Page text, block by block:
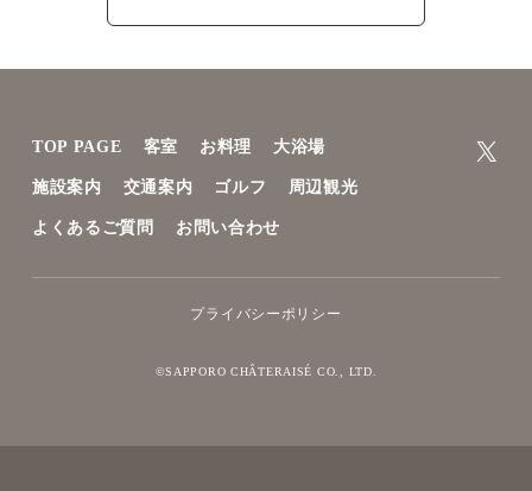
TOP PAGE 客室 お料理 大浴場
施設案内 交通案内 ゴルフ 周辺観光
よくあるご質問 お問い合わせ
プライバシーポリシー
©SAPPORO CHÂTERAISÉ CO., LTD.